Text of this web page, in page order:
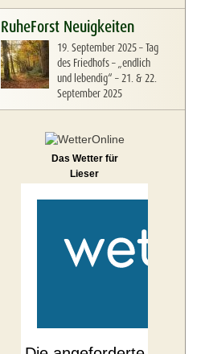
RuheForst Neuigkeiten
19. September 2025–Tag
des Friedhofs – „endlich
und lebendig“ – 21. & 22.
September 2025
Das Wetter für
Lieser